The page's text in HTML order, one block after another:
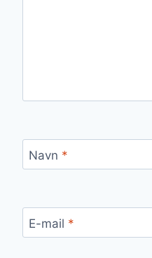
Navn *
E-mail *